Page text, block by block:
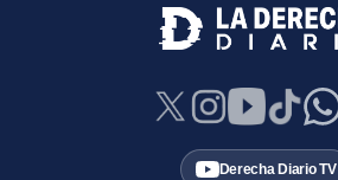
Derecha Diario TV